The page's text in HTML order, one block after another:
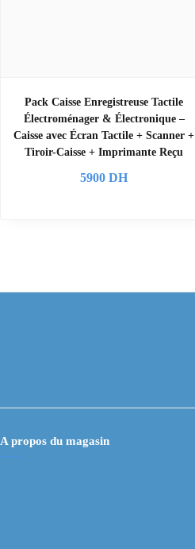
Pack Caisse Enregistreuse Tactile
Électroménager & Électronique –
Caisse avec Écran Tactile + Scanner +
Tiroir-Caisse + Imprimante Reçu
5900 DH
A propos du magasin